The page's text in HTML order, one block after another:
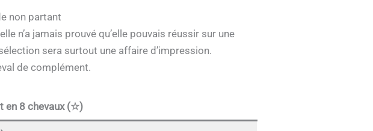
non partant
n’a jamais prouvé qu’elle pouvais réussir sur une
sera surtout une affaire d’impression.
de complément.
en 8 chevaux (☆)